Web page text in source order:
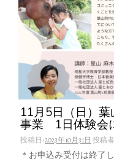
11月5日（日）
事業 1日体験会
投稿日:2023年10月31日 投稿
＊お申込み受付は終了